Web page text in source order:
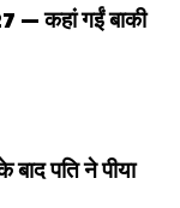
— कहां गईं बाकी
बाद पति ने पीया